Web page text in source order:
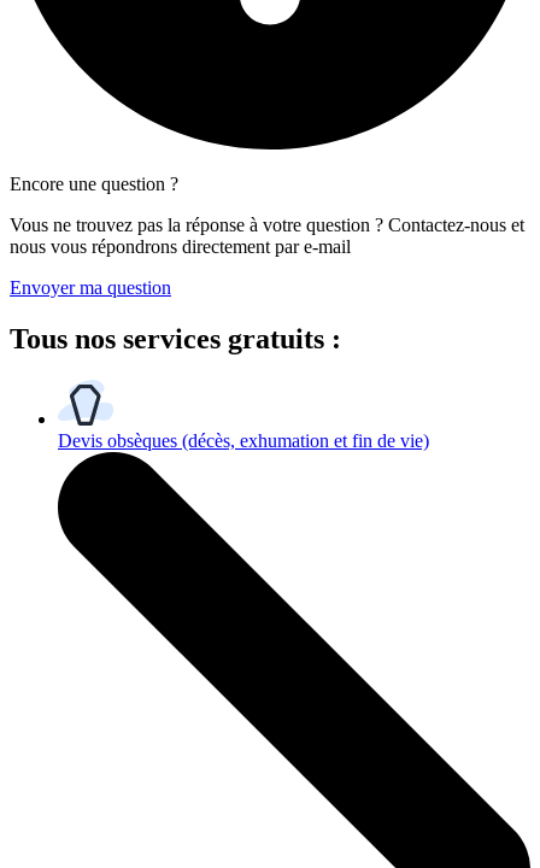
Encore une question ?
Vous ne trouvez pas la réponse à votre question ? Contactez-nous et
nous vous répondrons directement par e-mail
Envoyer ma question
Tous nos services gratuits :
Devis obsèques (décès, exhumation et fin de vie)